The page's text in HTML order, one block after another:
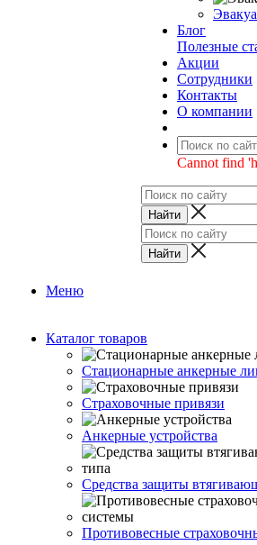
Блог
Полезные
Акции
Сотрудники
Контакты
О компании
Cannot find
Меню
Каталог товаров
Стационарные анкерные
Страховочные привязи
Анкерные устройства
Средства защиты
Противовесные